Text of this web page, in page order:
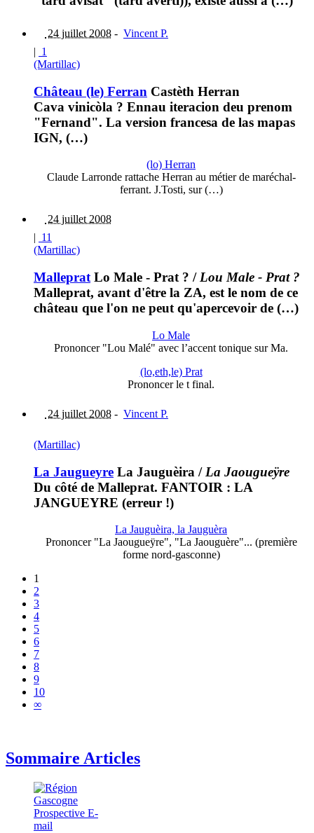
24 juillet 2008 - Vincent P.
| 1
(Martillac)
Château (le) Ferran Castèth Herran
Cava vinicòla ? Ennau iteracion deu prenom
"Fernand". La version francesa de las mapas
IGN, (…)
(lo) Herran
Claude Larronde rattache Herran au métier de maréchal-
ferrant. J.Tosti, sur (…)
24 juillet 2008
| 11
(Martillac)
Malleprat Lo Male - Prat ? / Lou Male - Prat ?
Malleprat, avant d'être la ZA, est le nom de ce
château que l'on ne peut qu'apercevoir de (…)
Lo Male
Prononcer "Lou Malé" avec l’accent tonique sur Ma.
(lo,eth,le) Prat
Prononcer le t final.
24 juillet 2008 - Vincent P.
(Martillac)
La Jaugueyre La Jauguèira / La Jaougueÿre
Du côté de Malleprat. FANTOIR : LA
JANGUEYRE (erreur !)
La Jauguèira, la Jauguèra
Prononcer "La Jaougueÿre", "La Jaouguère"... (première
forme nord-gasconne)
1
2
3
4
5
6
7
8
9
10
∞
Sommaire Articles